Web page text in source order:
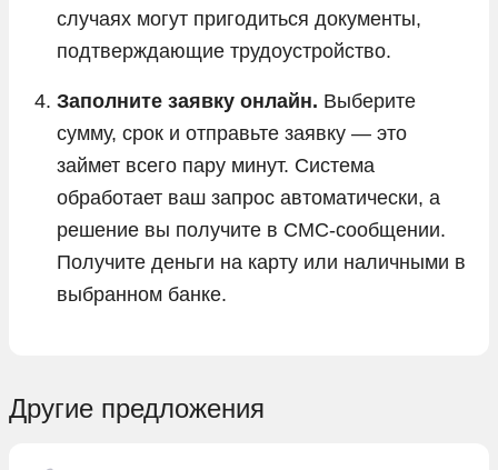
случаях могут пригодиться документы,
подтверждающие трудоустройство.
Заполните заявку онлайн. Выберите
сумму, срок и отправьте заявку — это
займет всего пару минут. Система
обработает ваш запрос автоматически, а
решение вы получите в СМС-сообщении.
Получите деньги на карту или наличными в
выбранном банке.
Другие предложения